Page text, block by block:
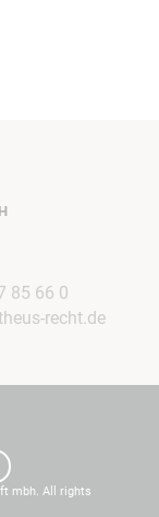
85 66 0
recht.de
mbh. All rights